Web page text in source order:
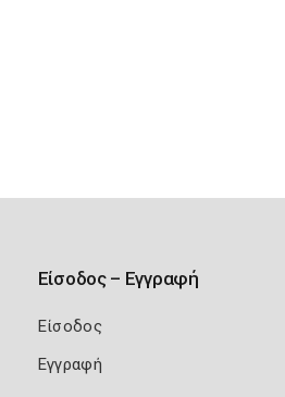
Είσοδος – Εγγραφή
Είσοδος
Εγγραφή